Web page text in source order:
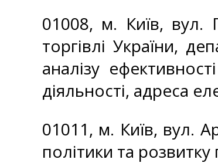
01008, м. Київ, вул.
торгівлі України,
аналізу
діяльності, адреса
01011, м. Київ, вул.
політики та